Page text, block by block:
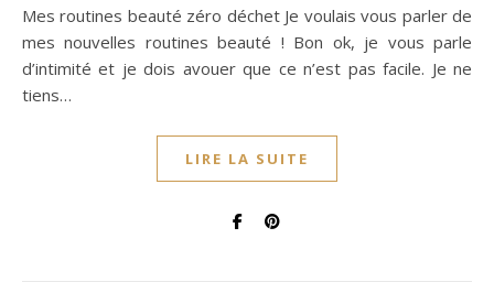
Mes routines beauté zéro déchet Je voulais vous parler de
mes nouvelles routines beauté ! Bon ok, je vous parle
d’intimité et je dois avouer que ce n’est pas facile. Je ne
tiens…
LIRE LA SUITE